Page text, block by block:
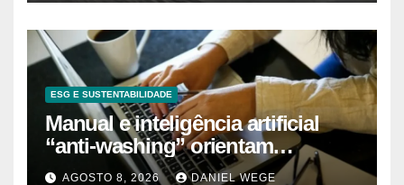
ESG E SUSTENTABILIDADE
Manual e inteligência artificial
“anti-washing” orientam
empresas
AGOSTO 8, 2026 DANIEL WEGE